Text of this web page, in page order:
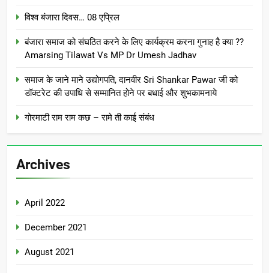
विश्व बंजारा दिवस… 08 एप्रिल
बंजारा समाज को संघठित करने के लिए कार्यक्रम करना गुनाह है क्या ??
Amarsing Tilawat Vs MP Dr Umesh Jadhav
समाज के जाने माने उद्योगपति, दानवीर Sri Shankar Pawar जी को
डॉक्टरेट की उपाधि से सम्मानित होने पर बधाई और शुभकामनाये
गोरमाटी राम राम कछ – रामे ती काई संबंध
Archives
April 2022
December 2021
August 2021